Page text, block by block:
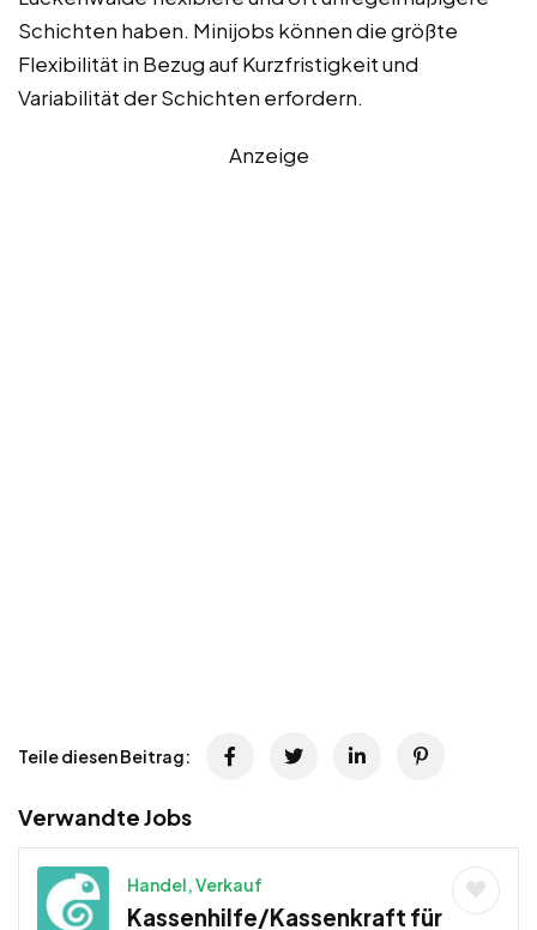
Schichten haben. Minijobs können die größte
Flexibilität in Bezug auf Kurzfristigkeit und
Variabilität der Schichten erfordern.
Anzeige
Teile diesen Beitrag:
Verwandte Jobs
Handel, Verkauf
Kassenhilfe/Kassenkraft für